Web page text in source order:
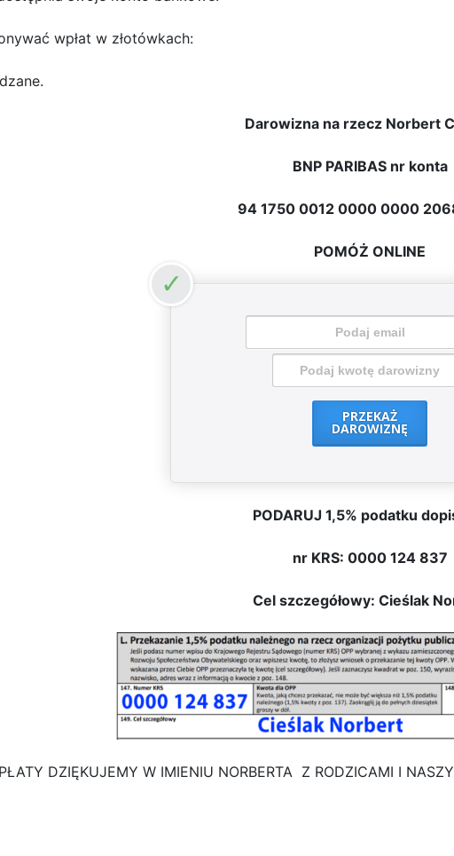
wpłat w złotówkach:
Darowizna na rzecz Norbert
BNP PARIBAS nr konta
94 1750 0012 0000 0000
POMÓŻ ONLINE
PRZEKAŻ
DAROWIZNĘ
PODARUJ 1,5% podatku
nr KRS: 0000 124 837
Cel szczegółowy: Cieślak
DZIĘKUJEMY W IMIENIU NORBERTA Z RODZICAMI I